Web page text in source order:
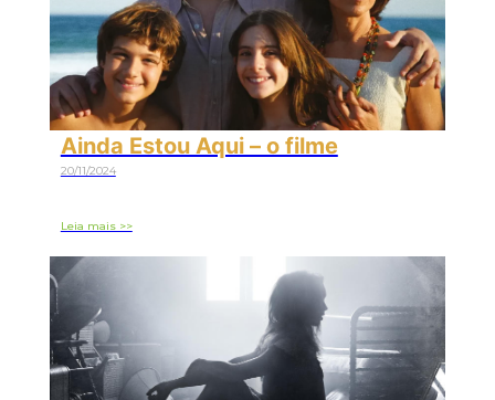
Ainda Estou Aqui – o filme
20/11/2024
Leia mais >>